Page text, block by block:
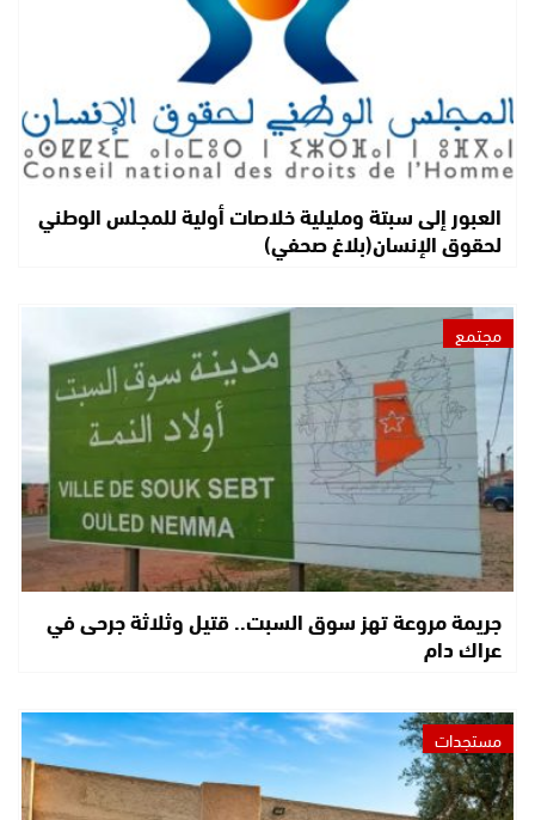
العبور إلى سبتة ومليلية خلاصات أولية للمجلس الوطني
لحقوق الإنسان(بلاغ صحفي)
مجتمع
جريمة مروعة تهز سوق السبت.. قتيل وثلاثة جرحى في
عراك دام
مستجدات